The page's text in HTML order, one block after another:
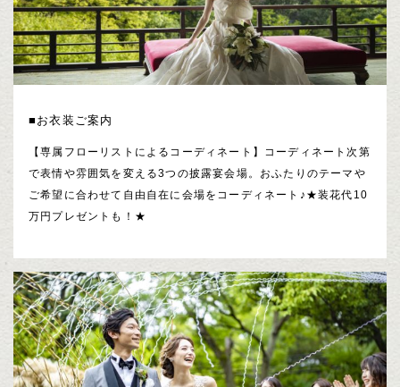
■お衣装ご案内
【専属フローリストによるコーディネート】コーディネート次第
で表情や雰囲気を変える3つの披露宴会場。おふたりのテーマや
ご希望に合わせて自由自在に会場をコーディネート♪★装花代10
万円プレゼントも！★